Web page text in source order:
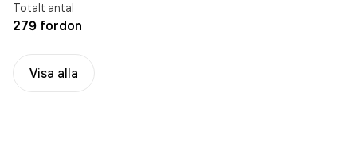
Totalt antal
279 fordon
Visa alla